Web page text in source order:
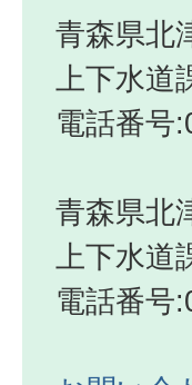
青森県北
上下水
電話番号
青森県北
上下水
電話番号